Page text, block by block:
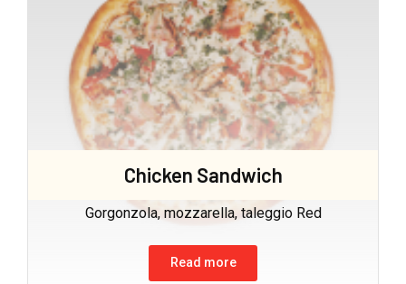
Chicken Sandwich
Gorgonzola, mozzarella, taleggio Red
Read more